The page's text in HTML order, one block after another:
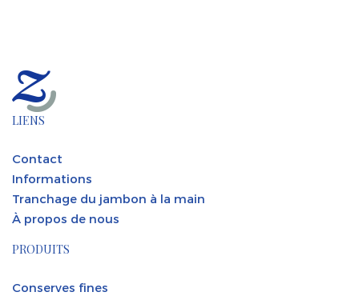
LIENS
Contact
Informations
Tranchage du jambon à la main
À propos de nous
PRODUITS
Conserves fines